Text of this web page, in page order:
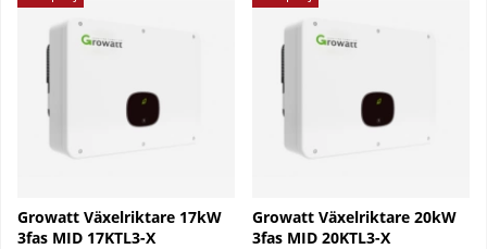
Growatt Växelriktare 17kW
3fas MID 17KTL3-X
Growatt Växelriktare 20kW
3fas MID 20KTL3-X